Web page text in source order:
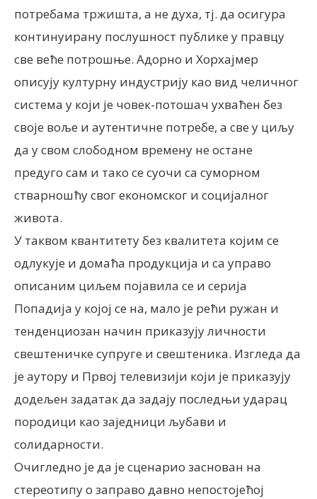
потребама тржишта, а не духа, тј. да осигура
континуирану послушност публике у правцу
све веће потрошње. Адорно и Хорхајмер
описују културну индустрију као вид челичног
система у који је човек-потошач ухваћен без
своје воље и аутентичне потребе, а све у циљу
да у свом слободном времену не остане
предуго сам и тако се суочи са суморном
стварношћу свог економског и социјалног
живота.
У таквом квантитету без квалитета којим се
одлукује и домаћа продукција и са управо
описаним циљем појавила се и серија
Попадија у којој се на, мало је рећи ружан и
тенденциозан начин приказују личности
свештеничке супруге и свештеника. Изгледа да
је аутору и Првој телевизији који је приказују
додељен задатак да задају последњи ударац
породици као заједници љубави и
солидарности.
Очигледно је да је сценарио заснован на
стереотипу о заправо давно непостојећој